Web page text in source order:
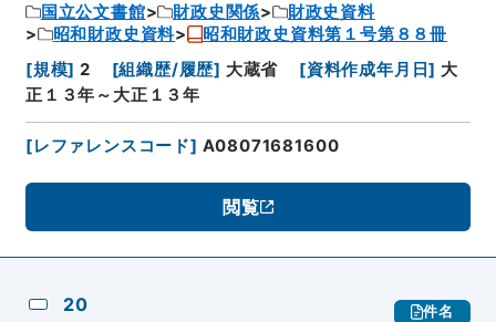
国立公文書館 財政史関係
財政史資料
昭和財政史資料
昭和財政史資料第１号第８８冊
[規模] 2 [組織歴/履歴] 大蔵省 [資料作成年月日] 大
正１３年～大正１３年
[レファレンスコード] A08071681600
閲覧
20 件名